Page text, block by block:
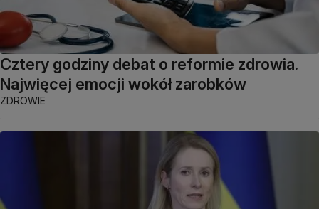
Cztery godziny debat o reformie zdrowia.
Najwięcej emocji wokół zarobków
ZDROWIE